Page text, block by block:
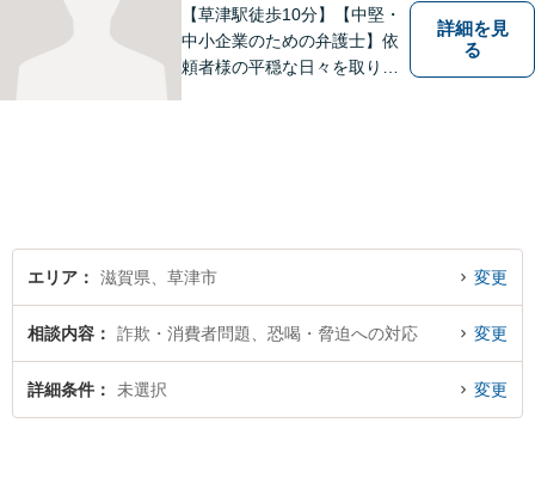
【草津駅徒歩10分】【中堅・
中小企業のための弁護士】依
頼者様の平穏な日々を取り戻
詳細を見
る
エリア 滋賀県、草津市 変更
相談内容 詐欺・消費者問題、恐喝・脅迫への対応 変更
詳細条件 未選択 変更